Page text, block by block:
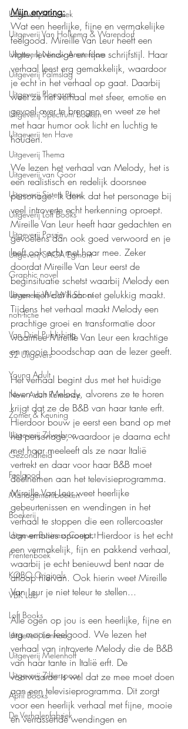
Uitgeverij Mozaïek
Uitgeverij Van Holkema & Warendorf
Uitgeverij Nieuw Amsterdam
Uitgeverij Palmslag
Uitgeverij Ploegsma
Uitgeverij Spectrum boeken
Uitgeverij ten Have
Uitgeverij Thema
Uitgeverij van Goor
Uitgeverij Sisters Press
Uitgeverij Loft Books
Uitgeverij Passie
Uitgeverij SAGA Egmont
Graphic novel
Uitgeverij We Will Shoot
non-fictie
Van Driel Publishing
S2 Uitgevers
Young Adult
New Adult Romance
Zomer & Keuning
Uitgeverij Zilverbron
Gezondheid
Feelgood
Managementboeken
Boekerij
Uitgever Business Contact
Prentenboek
KOBO Originals
VBK Lab
Loft Books
Uitgeverij Lannoo
Uitgeverij Melenhoff
Uitgeverij Zilverspoor
April Books
De Verhalenfabriek
Mijn ervaring:
Wat een heerlijke, fijne en vermakelijke
feelgood. Mireille Van Leur heeft een
vlotte, levendige en fijne schrijfstijl. Haar
verhaal leest erg gemakkelijk, waardoor
je echt in het verhaal op gaat. Daarbij
weet ze het verhaal met sfeer, emotie en
gevoel over te brengen en weet ze het
met haar humor ook licht en luchtig te
houden.
We lezen het verhaal van Melody, het is
een realistisch en redelijk doorsnee
personage. Ik denk dat het personage bij
veel introverte echt herkenning oproept.
Mireille Van Leur heeft haar gedachten en
gevoelens dan ook goed verwoord en je
leeft ook echt met haar mee. Zeker
doordat Mireille Van Leur eerst de
beginsituatie schetst waarbij Melody een
leven leeft dat haar niet gelukkig maakt.
Tijdens het verhaal maakt Melody een
prachtige groei en transformatie door
waarmee Mireille Van Leur een krachtige
en mooie boodschap aan de lezer geeft.
Het verhaal begint dus met het huidige
leven van Melody, alvorens ze te horen
krijgt dat ze de B&B van haar tante erft.
Hierdoor bouw je eerst een band op met
het personage, waardoor je daarna echt
met haar meeleeft als ze naar Italië
vertrekt en daar voor haar B&B moet
deelnemen aan het televisieprogramma.
Mireille Van Leur weet heerlijke
gebeurtenissen en wendingen in het
verhaal te stoppen die een rollercoaster
aan emoties oproept. Hierdoor is het echt
een vermakelijk, fijn en pakkend verhaal,
waarbij je echt benieuwd bent naar de
afloop hiervan. Ook hierin weet Mireille
Van Leur je niet teleur te stellen...
Alle ogen op jou is een heerlijke, fijne en
erg mooie feelgood. We lezen het
verhaal van introverte Melody die de B&B
van haar tante in Italië erft. De
voorwaarde is wel dat ze mee moet doen
aan een televisieprogramma. Dit zorgt
voor een heerlijk verhaal met fijne, mooie
en verrassende wendingen en